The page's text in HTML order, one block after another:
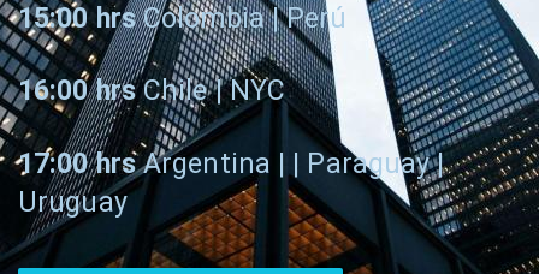
15:00 hrsColombia | Perú
16:00 hrsChile | NYC
17:00 hrsArgentina | | Paraguay |
Uruguay